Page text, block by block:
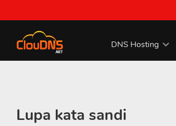
DNS Hosting
Lupa kata sandi